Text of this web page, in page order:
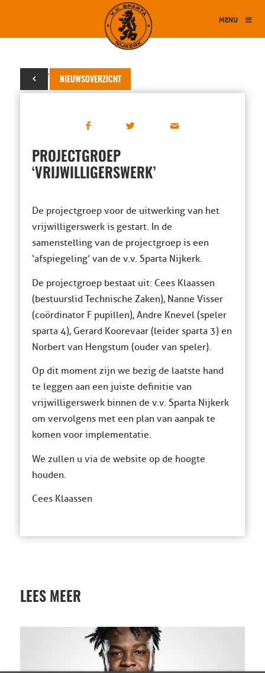
MENU
NIEUWSOVERZICHT
02 november 2011
PROJECTGROEP
‘VRIJWILLIGERSWERK’
De projectgroep voor de uitwerking van het
vrijwilligerswerk is gestart. In de
samenstelling van de projectgroep is een
‘afspiegeling’ van de v.v. Sparta Nijkerk.
De projectgroep bestaat uit: Cees Klaassen
(bestuurslid Technische Zaken), Nanne Visser
(coördinator F pupillen), Andre Knevel (speler
sparta 4), Gerard Koorevaar (leider sparta 3) en
Norbert van Hengstum (ouder van speler).
Op dit moment zijn we bezig de laatste hand
te leggen aan een juiste definitie van
vrijwilligerswerk binnen de v.v. Sparta Nijkerk
om vervolgens met een plan van aanpak te
komen voor implementatie.
We zullen u via de website op de hoogte
houden.
Cees Klaassen
LEES MEER